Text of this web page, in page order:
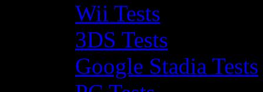
Wii Tests
3DS Tests
Google Stadia Tests